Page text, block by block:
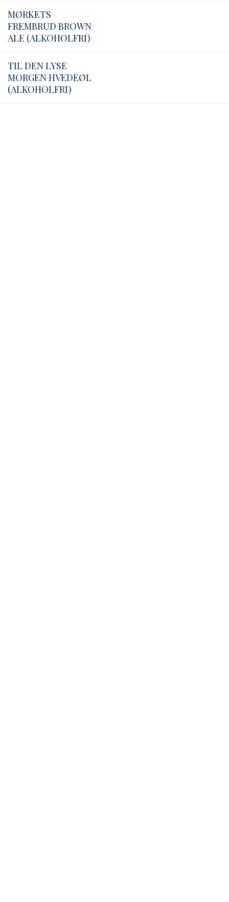
MØRKETS
FREMBRUD BROWN
ALE (ALKOHOLFRI)
TIL DEN LYSE
MORGEN HVEDEØL
(ALKOHOLFRI)